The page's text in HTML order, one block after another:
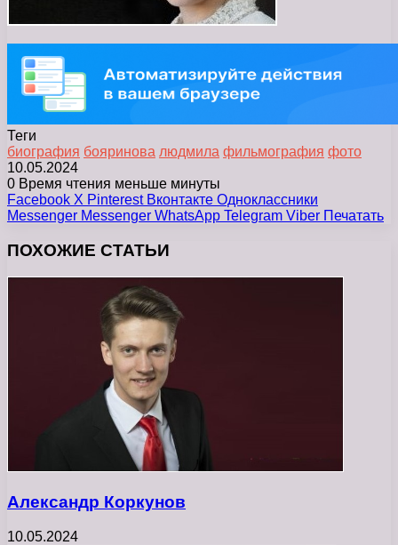
Теги
биография бояринова людмила фильмография фото
10.05.2024
0 Время чтения меньше минуты
Facebook X Pinterest Вконтакте Одноклассники
Messenger Messenger WhatsApp Telegram Viber Печатать
ПОХОЖИЕ СТАТЬИ
Александр Коркунов
10.05.2024